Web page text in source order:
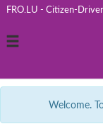
FRO.LU - Citizen-
Toggle
Welcome.